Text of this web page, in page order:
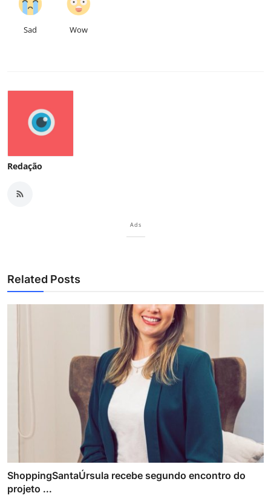
Sad Wow
Redação
Ads
Related Posts
ShoppingSantaÚrsula recebe segundo encontro do
projeto ...